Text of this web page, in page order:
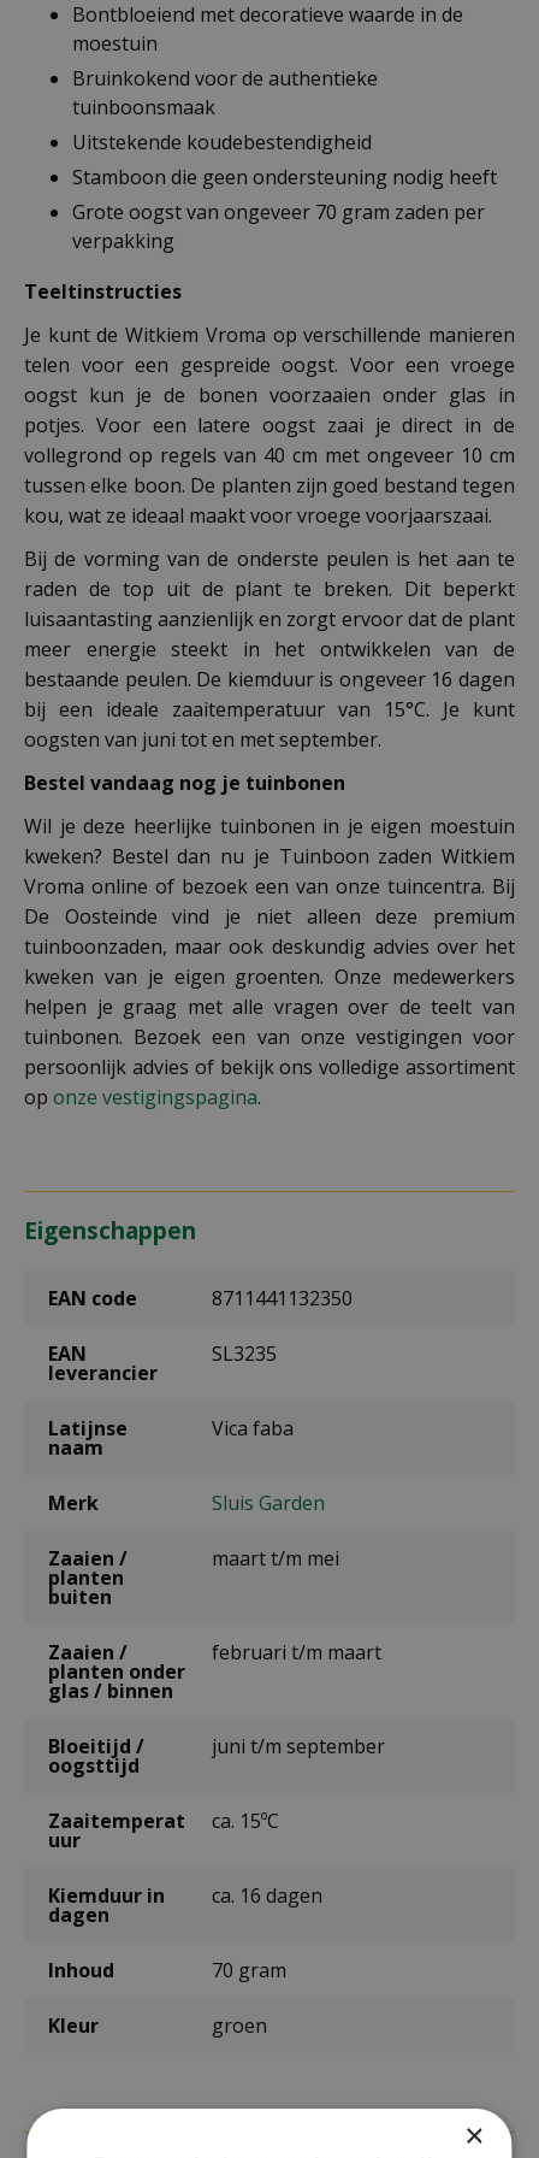
Bontbloeiend met decoratieve waarde in de
moestuin
Bruinkokend voor de authentieke
tuinboonsmaak
Uitstekende koudebestendigheid
Stamboon die geen ondersteuning nodig heeft
Grote oogst van ongeveer 70 gram zaden per
verpakking
Teeltinstructies
Je kunt de Witkiem Vroma op verschillende manieren
telen voor een gespreide oogst. Voor een vroege
oogst kun je de bonen voorzaaien onder glas in
potjes. Voor een latere oogst zaai je direct in de
vollegrond op regels van 40 cm met ongeveer 10 cm
tussen elke boon. De planten zijn goed bestand tegen
kou, wat ze ideaal maakt voor vroege voorjaarszaai.
Bij de vorming van de onderste peulen is het aan te
raden de top uit de plant te breken. Dit beperkt
luisaantasting aanzienlijk en zorgt ervoor dat de plant
meer energie steekt in het ontwikkelen van de
bestaande peulen. De kiemduur is ongeveer 16 dagen
bij een ideale zaaitemperatuur van 15°C. Je kunt
oogsten van juni tot en met september.
Bestel vandaag nog je tuinbonen
Wil je deze heerlijke tuinbonen in je eigen moestuin
kweken? Bestel dan nu je Tuinboon zaden Witkiem
Vroma online of bezoek een van onze tuincentra. Bij
De Oosteinde vind je niet alleen deze premium
tuinboonzaden, maar ook deskundig advies over het
kweken van je eigen groenten. Onze medewerkers
helpen je graag met alle vragen over de teelt van
tuinbonen. Bezoek een van onze vestigingen voor
persoonlijk advies of bekijk ons volledige assortiment
op onze vestigingspagina.
Eigenschappen
EAN code 8711441132350
EAN
leverancier
SL3235
Latijnse
naam
Vica faba
Merk Sluis Garden
Zaaien /
planten
buiten
maart t/m mei
Zaaien /
planten onder
glas / binnen
februari t/m maart
Bloeitijd /
oogsttijd
juni t/m september
Zaaitemperat
uur
ca. 15ºC
Kiemduur in
dagen
ca. 16 dagen
Inhoud 70 gram
Kleur groen
×